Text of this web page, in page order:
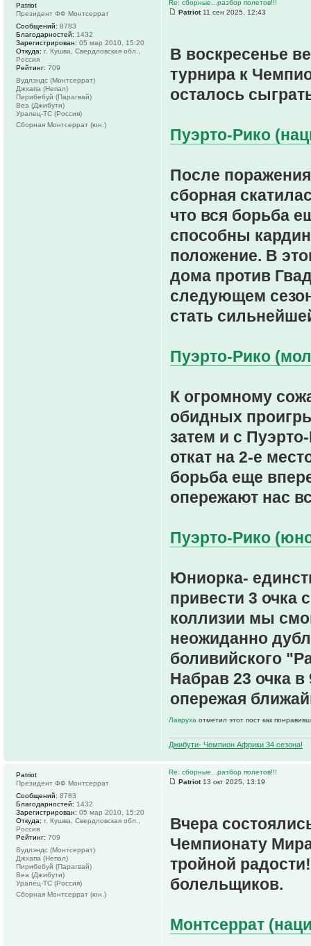
Re: сборные...разбор полетов!!!
Patriot11 сен 2025, 12:43
В воскресенье
турнира к
осталось
Пуэрто-Рико
После
сборная
что вся борьба
способны
положение. В
дома против
следующем
стать
Пуэрто-Рико
К огромному
обидных
затем и с
откат на 2-е
борьба еще
опережают нас
Пуэрто-Рико
Юниорка-
привести 3 очка
коллизии мы
неожиданно
боливийского
Набрав 23 очка
опережая
Лавруха отметил этот пост как
Джибути- Чемпион Африки 34 сезона!
Patriot
Президент ФФ Монтсеррат
Сообщений: 8783
Благодарностей: 1432
Зарегистрирован: 05 мар 2010, 15:20
Откуда: г. Кушва, Свердловская обл.,
Россия
Рейтинг: 709
Вудлэндс (Монтсеррат)
Джхапа (Непал)
Пирибебуй (Парагвай)
Веа (Джибути)
Уралец-ТС (Россия)
Сборная Монтсеррат (юн.)
Re: сборные...разбор полетов!!!
Patriot13 окт 2025, 13:19
Вчера
Чемпионату
тройной
болельщиков.
Монтсеррат
Patriot
Президент ФФ Монтсеррат
Сообщений: 8783
Благодарностей: 1432
Зарегистрирован: 05 мар 2010, 15:20
Откуда: г. Кушва, Свердловская обл.,
Россия
Рейтинг: 709
Вудлэндс (Монтсеррат)
Джхапа (Непал)
Пирибебуй (Парагвай)
Веа (Джибути)
Уралец-ТС (Россия)
Сборная Монтсеррат (юн.)